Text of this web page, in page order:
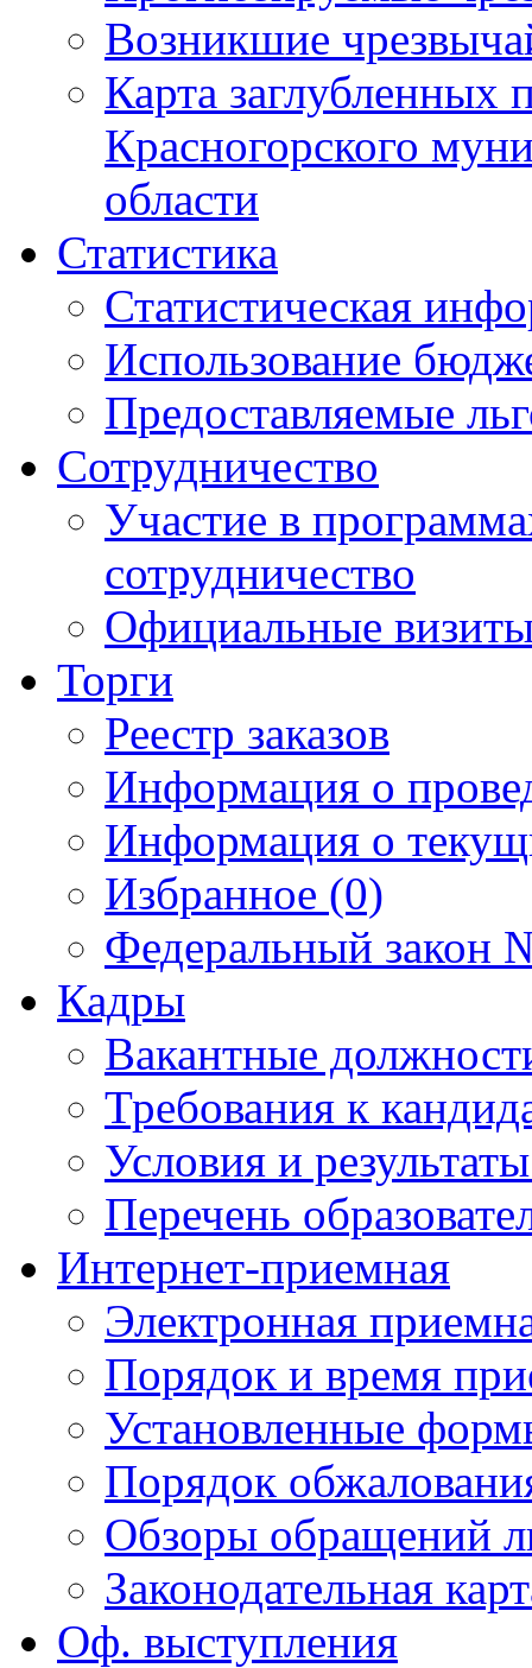
Возникшие
Карта
Красногорского
области
Статистика
Статистическая
Использование
Предоставляемые
Сотрудничество
Участие в
сотрудничество
Официальные
Торги
Реестр заказов
Информация о
Информация о
Избранное (0)
Федеральный закон
Кадры
Вакантные
Требования к
Условия и
Перечень
Интернет-приемная
Электронная
Порядок и время
Установленные
Порядок
Обзоры обращений
Законодательная
Оф. выступления